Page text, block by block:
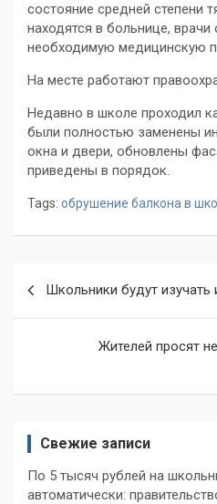
состояние средней степени
находятся в больнице,
необходимую медицинскую
На месте работают
Недавно в школе проходил
были полностью заменены
окна и двери, обновлены
приведены в порядок.
Tags: обрушение балкона в
записям
Школьники будут изучать
Жителей просят
Свежие записи
По 5 тысяч рублей на
автоматически: